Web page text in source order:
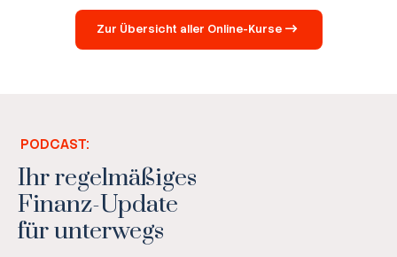
Zur Übersicht aller Online-Kurse
PODCAST:
Ihr regelmäßiges
Finanz-Update
für unterwegs